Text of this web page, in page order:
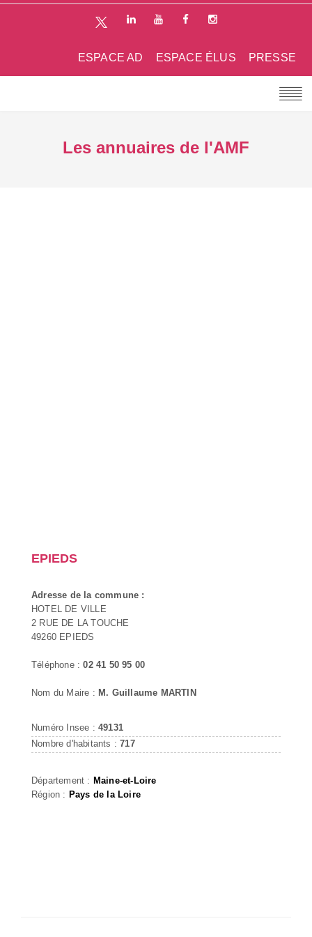
PRESSE
ESPACE ÉLUS
ESPACE AD
Les annuaires de l'AMF
EPIEDS
Adresse de la commune :
HOTEL DE VILLE
2 RUE DE LA TOUCHE
49260 EPIEDS
Téléphone :02 41 50 95 00
Nom du Maire : M. Guillaume MARTIN
Numéro Insee : 49131
Nombre d'habitants :717
Département : Maine-et-Loire
Région : Pays de la Loire